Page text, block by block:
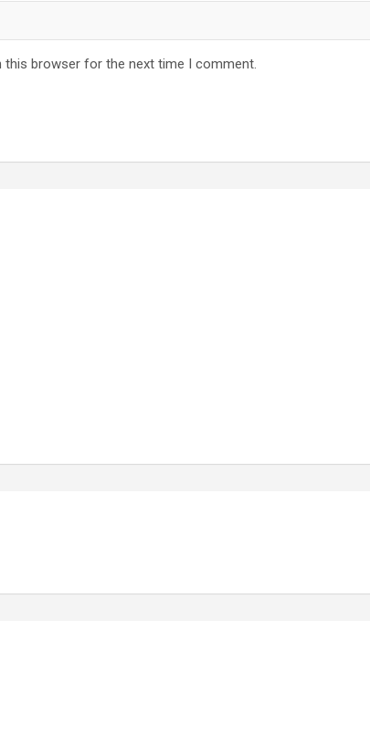
this browser for the next time I comment.